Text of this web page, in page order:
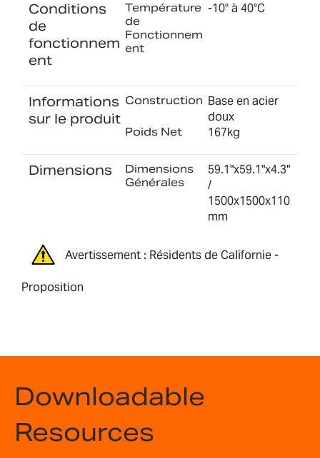
Conditions
de
fonctionnem
ent
Température
de
Fonctionnem
ent
-10° à 40°C
Informations
sur le produit
Construction Base en acier
doux
Poids Net 167kg
Dimensions
Dimensions
Générales
59.1"x59.1"x4.3"
/
1500x1500x110
mm
Avertissement : Résidents de Californie -
Proposition
Downloadable
Resources